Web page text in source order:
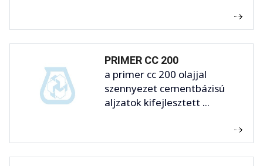
PRIMER CC 200
a primer cc 200 olajjal
szennyezet cementbázisú
aljzatok kifejlesztett ...